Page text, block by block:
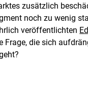
zusätzlich
noch zu wenig
veröffentlichten
Frage, die sich